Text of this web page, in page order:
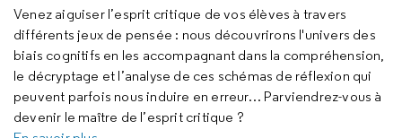
Venez aiguiser l’esprit critique de vos élèves à travers
différents jeux de pensée : nous découvrirons l'univers des
biais cognitifs en les accompagnant dans la compréhension,
le décryptage et l’analyse de ces schémas de réflexion qui
peuvent parfois nous induire en erreur… Parviendrez-vous à
devenir le maître de l’esprit critique ?